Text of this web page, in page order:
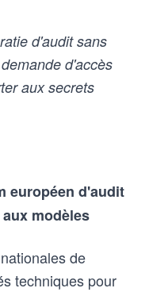
d'audit sans
d'accès
aux secrets
européen d'audit
modèles
de
techniques pour